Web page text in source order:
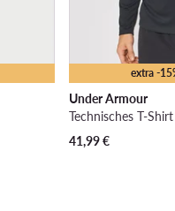
extra -
Under Armour
Technisches T-
41,99€